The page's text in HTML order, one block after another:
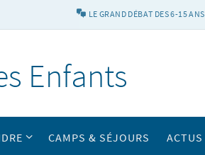
LE GRAND DÉBAT DES 6-15 ANS
Enfants
CAMPS & SÉJOURS ACTUS